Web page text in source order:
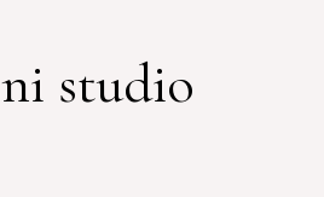
studio